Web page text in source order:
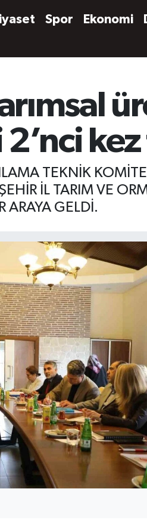
Spor Ekonomi
kez
TEKNİK
İL TARIM VE
ARAYA GELDİ.